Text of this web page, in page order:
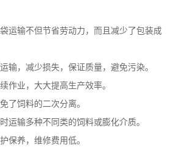
运输不但节省劳动力，而且减少了包装成
输，减少损失，保证质量，避免污染。
作业，大大提高生产效率。
了饲料的二次分离。
运输多种不同类的饲料或膨化介质。
保养，维修费用低。